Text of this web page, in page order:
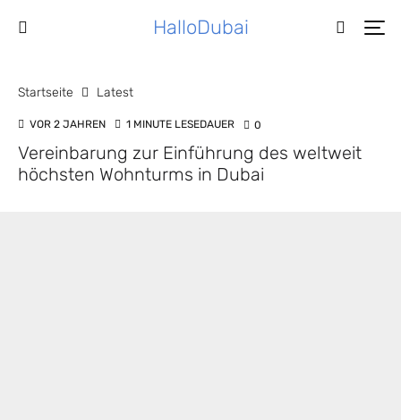
HalloDubai
Startseite Latest
VOR 2 JAHREN 1 MINUTE LESEDAUER 0
Vereinbarung zur Einführung des weltweit
höchsten Wohnturms in Dubai